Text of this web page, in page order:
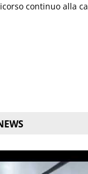
continuo alla